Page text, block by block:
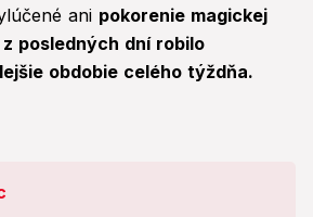
ani pokorenie magickej
posledných dní robilo
obdobie celého týždňa.